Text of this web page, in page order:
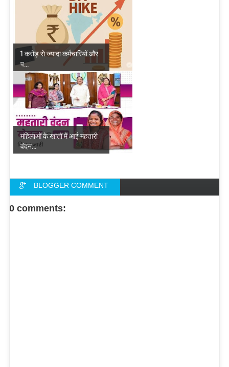
1 करोड़ से ज्यादा कर्मचारियों और
प...
महिलाओं के खातों में आई महतारी
वंदन...
BLOGGER COMMENT
FACEBOOK COMMENT
0 comments: